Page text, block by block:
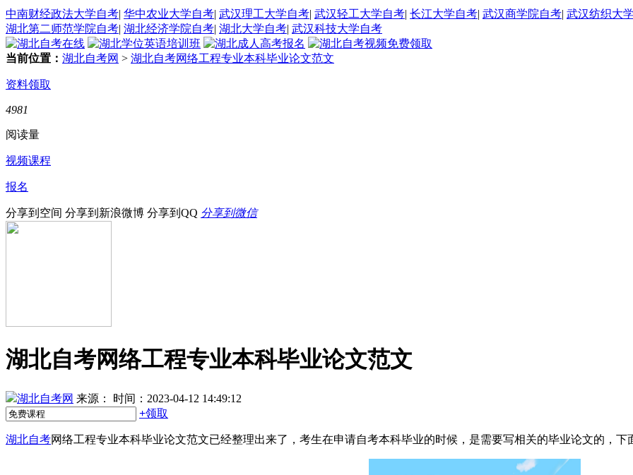
中南财经政法大学自考| 华中农业大学自考| 武汉理工大学自考| 武汉轻工大学自考| 长江大学自考| 武汉商学院自考| 武汉纺织大
湖北第二师范学院自考| 湖北经济学院自考| 湖北大学自考| 武汉科技大学自考
当前位置： 湖北自考网 > 湖北自考网络工程专业本科毕业论文范文
资料领取
4981
阅读量
视频课程
报名
分享到空间 分享到新浪微博 分享到QQ 分享到微信
湖北自考网络工程专业本科毕业论文范文
湖北自考网 来源：
时间：2023-04-12 14:49:12
+领取
湖北自考网络工程专业本科毕业论文范文已经整理出来了，考生在申请自考本科毕业的时候，是需要写相关的毕业论文的，下